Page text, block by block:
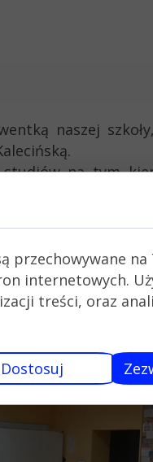
naszej
na tym
oraz za
przechowywane na
internetowych.
treści, oraz
Dostosuj